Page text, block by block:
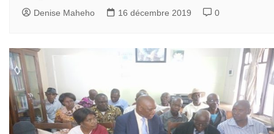
Denise Maheho 16 décembre 2019 0